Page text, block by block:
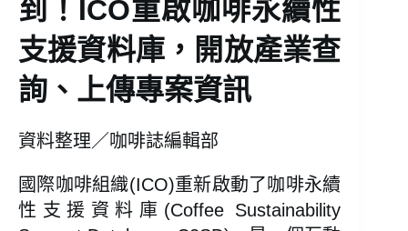
到！ICO重啟咖啡永續性
支援資料庫，開放產業查
詢、上傳專案資訊
資料整理／咖啡誌編輯部
國際咖啡組織(ICO)重新啟動了咖啡永續
性支援資料庫(Coffee Sustainability